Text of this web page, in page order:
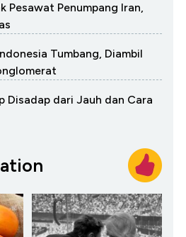
Pesawat Penumpang Iran,
Tumbang, Diambil
Disadap dari Jauh dan Cara